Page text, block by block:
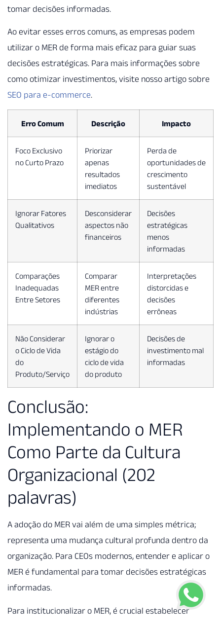
tomar decisões informadas.
Ao evitar esses erros comuns, as empresas podem
utilizar o MER de forma mais eficaz para guiar suas
decisões estratégicas. Para mais informações sobre
como otimizar investimentos, visite nosso artigo sobre
SEO para e-commerce.
Erro Comum Descrição Impacto
Foco Exclusivo
no Curto Prazo
Priorizar
apenas
resultados
imediatos
Perda de
oportunidades de
crescimento
sustentável
Ignorar Fatores
Qualitativos
Desconsiderar
aspectos não
financeiros
Decisões
estratégicas
menos
informadas
Comparações
Inadequadas
Entre Setores
Comparar
MER entre
diferentes
indústrias
Interpretações
distorcidas e
decisões
errôneas
Não Considerar
o Ciclo de Vida
do
Produto/Serviço
Ignorar o
estágio do
ciclo de vida
do produto
Decisões de
investimento mal
informadas
Conclusão:
Implementando o MER
Como Parte da Cultura
Organizacional (202
palavras)
A adoção do MER vai além de uma simples métrica;
representa uma mudança cultural profunda dentro da
organização. Para CEOs modernos, entender e aplicar o
MER é fundamental para tomar decisões estratégicas
informadas.
Para institucionalizar o MER, é crucial estabelecer